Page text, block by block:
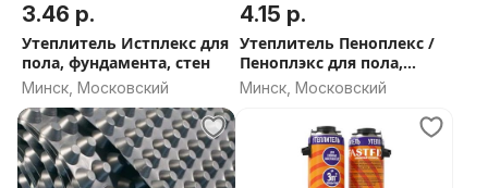
3.46 р.
Утеплитель Истплекс для
пола, фундамента, стен
Минск, Московский
4.15 р.
Утеплитель Пеноплекс /
Пеноплэкс для пола,
фундамента, стен -
СКИДКА ОТ ОБЬЕМА
Минск, Московский